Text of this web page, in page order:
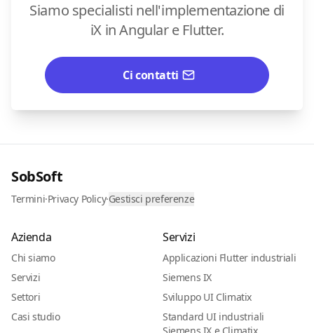
Siamo specialisti nell'implementazione di
iX in Angular e Flutter.
Ci contatti
SobSoft
Termini·Privacy Policy·Gestisci preferenze
Azienda
Chi siamo
Servizi
Settori
Casi studio
Servizi
Applicazioni Flutter industriali
Siemens IX
Sviluppo UI Climatix
Standard UI industriali